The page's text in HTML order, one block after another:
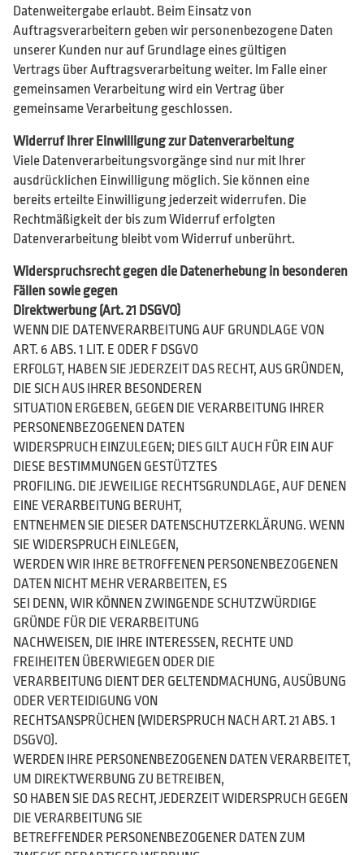
Datenweitergabe erlaubt. Beim Einsatz von
Auftragsverarbeitern geben wir personenbezogene Daten
unserer Kunden nur auf Grundlage eines gültigen
Vertrags über Auftragsverarbeitung weiter. Im Falle einer
gemeinsamen Verarbeitung wird ein Vertrag über
gemeinsame Verarbeitung geschlossen.
Widerruf Ihrer Einwilligung zur Datenverarbeitung
Viele Datenverarbeitungsvorgänge sind nur mit Ihrer
ausdrücklichen Einwilligung möglich. Sie können eine
bereits erteilte Einwilligung jederzeit widerrufen. Die
Rechtmäßigkeit der bis zum Widerruf erfolgten
Datenverarbeitung bleibt vom Widerruf unberührt.
Widerspruchsrecht gegen die Datenerhebung in besonderen
Fällen sowie gegen
Direktwerbung (Art. 21 DSGVO)
WENN DIE DATENVERARBEITUNG AUF GRUNDLAGE VON
ART. 6 ABS. 1 LIT. E ODER F DSGVO
ERFOLGT, HABEN SIE JEDERZEIT DAS RECHT, AUS GRÜNDEN,
DIE SICH AUS IHRER BESONDEREN
SITUATION ERGEBEN, GEGEN DIE VERARBEITUNG IHRER
PERSONENBEZOGENEN DATEN
WIDERSPRUCH EINZULEGEN; DIES GILT AUCH FÜR EIN AUF
DIESE BESTIMMUNGEN GESTÜTZTES
PROFILING. DIE JEWEILIGE RECHTSGRUNDLAGE, AUF DENEN
EINE VERARBEITUNG BERUHT,
ENTNEHMEN SIE DIESER DATENSCHUTZERKLÄRUNG. WENN
SIE WIDERSPRUCH EINLEGEN,
WERDEN WIR IHRE BETROFFENEN PERSONENBEZOGENEN
DATEN NICHT MEHR VERARBEITEN, ES
SEI DENN, WIR KÖNNEN ZWINGENDE SCHUTZWÜRDIGE
GRÜNDE FÜR DIE VERARBEITUNG
NACHWEISEN, DIE IHRE INTERESSEN, RECHTE UND
FREIHEITEN ÜBERWIEGEN ODER DIE
VERARBEITUNG DIENT DER GELTENDMACHUNG, AUSÜBUNG
ODER VERTEIDIGUNG VON
RECHTSANSPRÜCHEN (WIDERSPRUCH NACH ART. 21 ABS. 1
DSGVO).
WERDEN IHRE PERSONENBEZOGENEN DATEN VERARBEITET,
UM DIREKTWERBUNG ZU BETREIBEN,
SO HABEN SIE DAS RECHT, JEDERZEIT WIDERSPRUCH GEGEN
DIE VERARBEITUNG SIE
BETREFFENDER PERSONENBEZOGENER DATEN ZUM